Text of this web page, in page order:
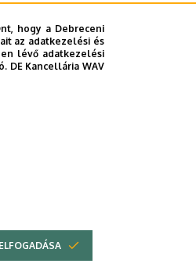
hogy a Debreceni
az adatkezelési és
lévő adatkezelési
DE Kancellária WAV